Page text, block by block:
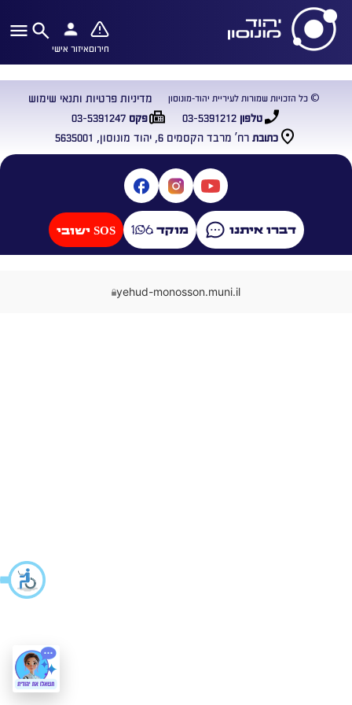
חירוםאיזור אישי
כתובת רח’ מרבד הקסמים 6, יהוד מונוסון, 5635001
טלפון03-5391212 פקס03-5391247
© כל הזכויות שמורות לעיריית יהוד-מונוסון מדיניות פרטיות ותנאי שימוש
דברו איתנו מוקד SOS ישובי
yehud-monosson.muni.il